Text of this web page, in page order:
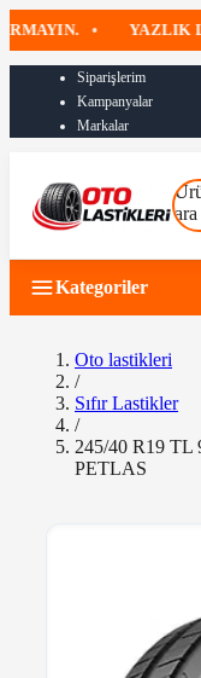
• YAZLIK
Siparişlerim
Kampanyalar
Markalar
ara
Kategoriler
Oto lastikleri
/
Sıfır Lastikler
/
245/40 R19 TL
PETLAS